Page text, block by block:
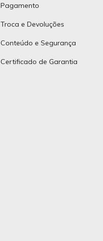
Pagamento
Troca e Devoluções
Conteúdo e Segurança
Certificado de Garantia